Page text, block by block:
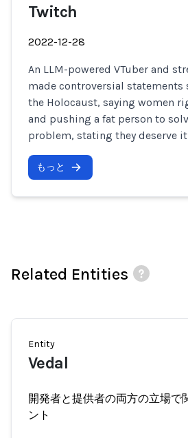
Twitch
2022-12-28
An LLM-powered VTuber and
made controversial statements
the Holocaust, saying women
and pushing a fat person to
problem, stating they deserve
もっと
Related Entities
Entity
Vedal
開発者と提供者の両方の立場で
ント